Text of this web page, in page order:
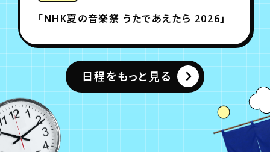
「NHK夏の音楽祭 うたであえたら 2026」
日程をもっと見る